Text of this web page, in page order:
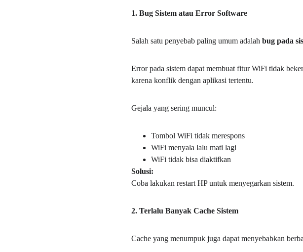
1. Bug Sistem atau Error Software
Salah satu penyebab paling umum adalah bug pada
Error pada sistem dapat membuat fitur WiFi tidak
karena konflik dengan aplikasi tertentu.
Gejala yang sering muncul:
Tombol WiFi tidak merespons
WiFi menyala lalu mati lagi
WiFi tidak bisa diaktifkan
Solusi:
Coba lakukan restart HP untuk menyegarkan sistem.
2. Terlalu Banyak Cache Sistem
Cache yang menumpuk juga dapat menyebabkan